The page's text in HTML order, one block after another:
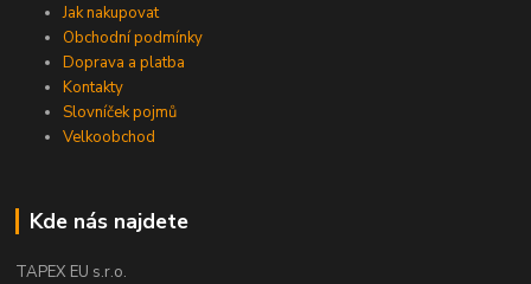
Jak nakupovat
Obchodní podmínky
Doprava a platba
Kontakty
Slovníček pojmů
Velkoobchod
Kde nás najdete
TAPEX EU s.r.o.